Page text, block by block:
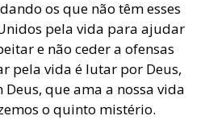
os que não têm esses
pela vida para ajudar
e não ceder a ofensas
pela vida é lutar por Deus,
que ama a nossa vida
o quinto mistério.